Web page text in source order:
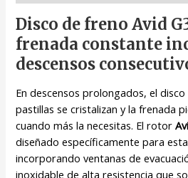
Disco de freno Avid
frenada constante
descensos
En descensos prolongados, el
pastillas se cristalizan y la frenada
cuando más la necesitas. El rotor
diseñado específicamente para
incorporando ventanas de
inoxidable de alta resistencia que